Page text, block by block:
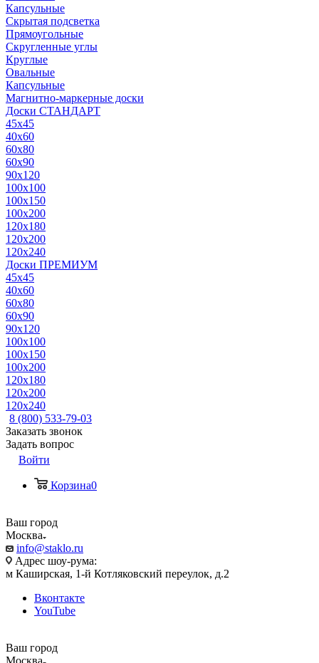
Капсульные
Скрытая подсветка
Прямоугольные
Скругленные углы
Круглые
Овальные
Капсульные
Магнитно-маркерные доски
Доски СТАНДАРТ
45x45
40x60
60x80
60x90
90x120
100x100
100x150
100x200
120x180
120x200
120x240
Доски ПРЕМИУМ
45x45
40x60
60x80
60x90
90x120
100x100
100x150
100x200
120x180
120x200
120x240
8 (800) 533-79-03
Заказать звонок
Задать вопрос
Войти
Корзина0
Ваш город
Москва
info@staklo.ru
Адрес шоу-рума:
м Каширская, 1-й Котляковский переулок, д.2
Вконтакте
YouTube
Ваш город
Москва